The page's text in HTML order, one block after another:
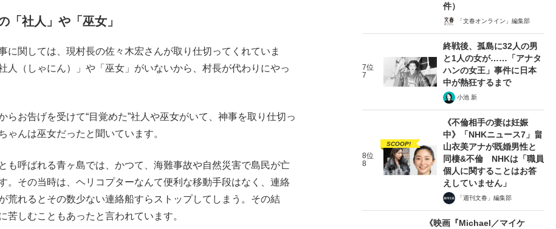
「社人」や「巫女」
関しては、現村長の佐々木宏さんが取り仕切ってくれていま
人（しゃにん）」や「巫女」がいないから、村長が代わりにやっ
お告げを受けて“目覚めた”社人や巫女がいて、神事を取り仕切っ
ゃんは巫女だったと聞いています。
呼ばれる青ヶ島では、かつて、海難事故や自然災害で島民が亡
。その当時は、ヘリコプターなんて便利な移動手段はなく、連絡
荒れるとその数少ない連絡船すらストップしてしまう。その結
しむこともあったと言われています。
件）
「文春オンライン」編集部
7位
7
終戦後、孤島に32人の男
と1人の女が……「アナタ
ハンの女王」事件に日本
中が熱狂するまで
小池 新
8位
8
SCOOP!
《不倫相手の妻は妊娠
中》「NHKニュース7」畠
山衣美アナが既婚男性と
同棲&不倫 NHKは「職員
個人に関することはお答
えしていません」
「週刊文春」編集部
《映画『Michael／マイケ